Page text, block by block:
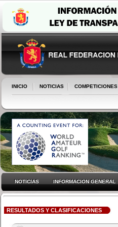
INICIO NOTICIAS COMPETICIONES
NOTICIAS INFORMACION GENERAL
RESULTADOS Y CLASIFICACIONES